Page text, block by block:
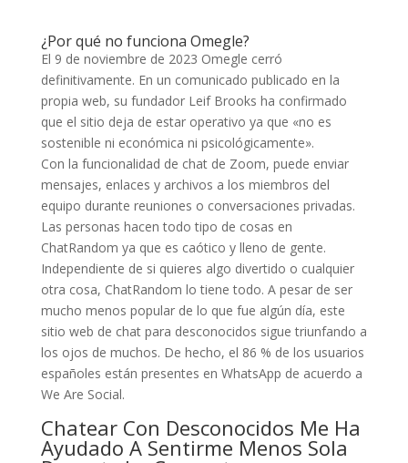
¿Por qué no funciona Omegle?
El 9 de noviembre de 2023 Omegle cerró
definitivamente. En un comunicado publicado en la
propia web, su fundador Leif Brooks ha confirmado
que el sitio deja de estar operativo ya que «no es
sostenible ni económica ni psicológicamente».
Con la funcionalidad de chat de Zoom, puede enviar
mensajes, enlaces y archivos a los miembros del
equipo durante reuniones o conversaciones privadas.
Las personas hacen todo tipo de cosas en
ChatRandom ya que es caótico y lleno de gente.
Independiente de si quieres algo divertido o cualquier
otra cosa, ChatRandom lo tiene todo. A pesar de ser
mucho menos popular de lo que fue algún día, este
sitio web de chat para desconocidos sigue triunfando a
los ojos de muchos. De hecho, el 86 % de los usuarios
españoles están presentes en WhatsApp de acuerdo a
We Are Social.
Chatear Con Desconocidos Me Ha
Ayudado A Sentirme Menos Sola